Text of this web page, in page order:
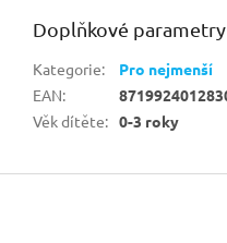
Doplňkové parametry
Kategorie:
Pro nejmenší
EAN:
Věk dítěte: 0-3 roky
Z